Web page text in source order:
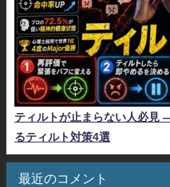
ティルトが止まらない人必見
るティルト対策4選
最近のコメント